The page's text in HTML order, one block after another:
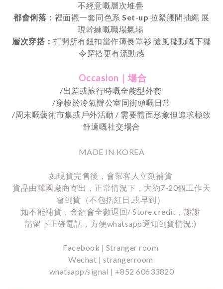
不經意嘅層次堆疊
都會俐落： 裡面襯一套同色系Set-up 拉緊腰間抽繩 展
現幹練嘅職場氣場
層次穿搭： 打開所有鈕扣當作薄長罩衫 隨風擺動嘅下擺
令穿搭更有流動感
Occasion｜場合
/出差或旅行時嘅全能型外套
/穿梭於冷氣辦公室同街頭嘅日常
/周末嘅藝術市集或戶外活動 / 需要體面形象但追求極致
舒適嘅社交場合
MADE IN KOREA
如現貨完售後，會幫客人立刻補貨
貨品由韓國廠商寄出，正常情況下，大約7-20個工作天
會到貨（不包括紅日,或早到）
如不能補貨，金額會全數退回/ Store credit，謝謝
請留下正確電話，方便whatsapp通知到貨情況:)
Facebook | Stranger room
Wechat | strangerroom
whatsapp/signal | +852 60633820